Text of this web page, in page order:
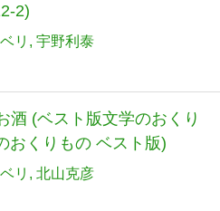
2)
リ 宇野利泰
酒 (ベスト版文学のおくり
おくりもの ベスト版)
リ 北山克彦